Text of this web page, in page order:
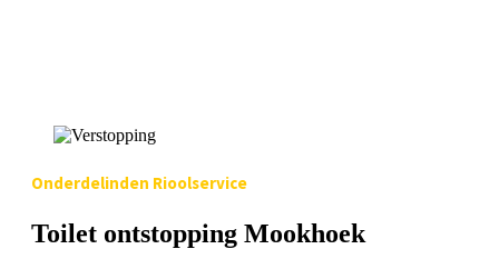
Onderdelinden Rioolservice
Toilet ontstopping Mookhoek